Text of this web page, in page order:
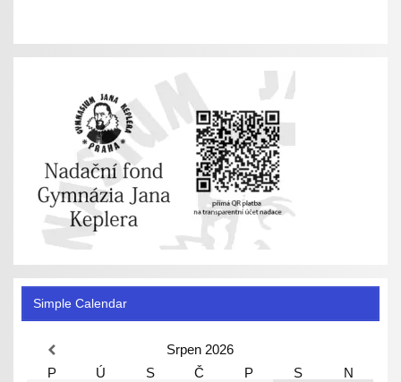
Simple Calendar
Srpen 2026
P
Ú S Č P S
N